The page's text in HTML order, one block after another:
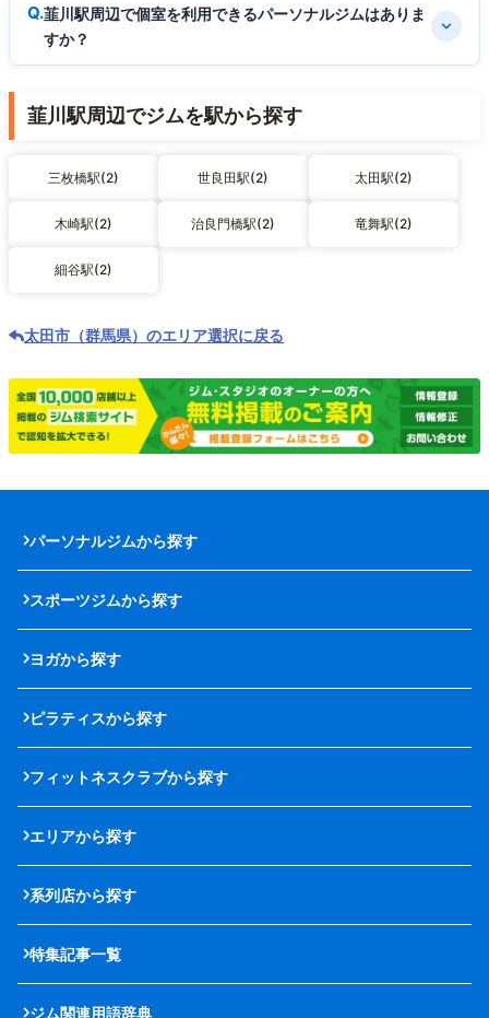
韮川駅周辺で個室を利用できるパーソナルジムはありま
すか？
韮川駅周辺でジムを駅から探す
三枚橋駅(2) 世良田駅(2) 太田駅(2)
木崎駅(2) 治良門橋駅(2) 竜舞駅(2)
細谷駅(2)
太田市（群馬県）のエリア選択に戻る
パーソナルジムから探す
スポーツジムから探す
ヨガから探す
ピラティスから探す
フィットネスクラブから探す
エリアから探す
系列店から探す
特集記事一覧
ジム関連用語辞典